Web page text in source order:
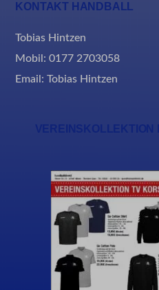
KONTAKT HANDBALL
Tobias Hintzen
Mobil: 0177 2703058
Email: Tobias Hintzen